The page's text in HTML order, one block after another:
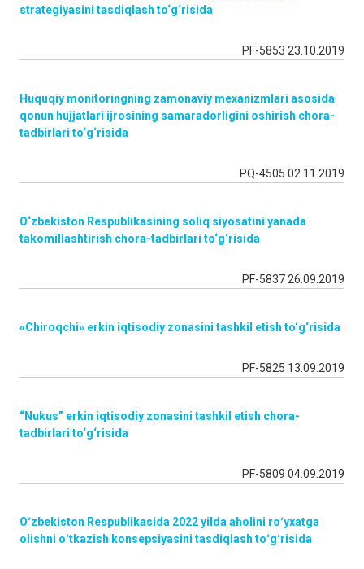
strategiyasini tasdiqlash to‘g‘risida
PF-5853 23.10.2019
Huquqiy monitoringning zamonaviy mexanizmlari asosida
qonun hujjatlari ijrosining samaradorligini oshirish chora-
tadbirlari to‘g‘risida
PQ-4505 02.11.2019
O‘zbekiston Respublikasining soliq siyosatini yanada
takomillashtirish chora-tadbirlari to‘g‘risida
PF-5837 26.09.2019
«Chiroqchi» erkin iqtisodiy zonasini tashkil etish to‘g‘risida
PF-5825 13.09.2019
“Nukus” erkin iqtisodiy zonasini tashkil etish chora-
tadbirlari to‘g‘risida
PF-5809 04.09.2019
Oʻzbekiston Respublikasida 2022 yilda aholini roʻyxatga
olishni oʻtkazish konsepsiyasini tasdiqlash toʻgʻrisida